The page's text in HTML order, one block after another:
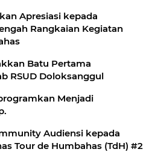
Apresiasi kepada
Rangkaian Kegiatan
Batu Pertama
RSUD Doloksanggul
Menjadi
Audiensi kepada
Tour de Humbahas (TdH) #2